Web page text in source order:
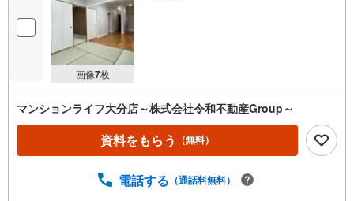
画像7枚
マンションライフ大分店～株式会社令和不動産Group～
資料をもらう （無料）
電話する （通話料無料）